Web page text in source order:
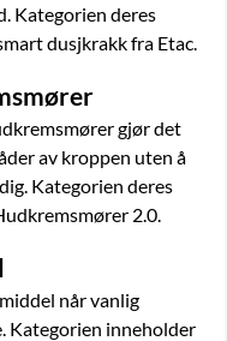
Kategorien deres
dusjkrakk fra Etac.
gjør det
av kroppen uten å
Kategorien deres
2.0.
når vanlig
Kategorien inneholder